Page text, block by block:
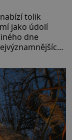
tolik
jako údolí
dne
nebo v